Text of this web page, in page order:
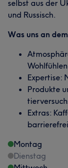
selbst aus der
und Russisch.
Was uns an
Expertise:
Produkte
Extras:
Montag
Dienstag